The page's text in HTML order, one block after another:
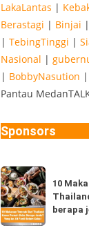
LakaLantas |
Berastagi | Binjai |
| TebingTinggi |
Nasional |
| BobbyNasution |
Pantau
Sponsors
10
Makanan
Terenak
Ternama
10
berapa